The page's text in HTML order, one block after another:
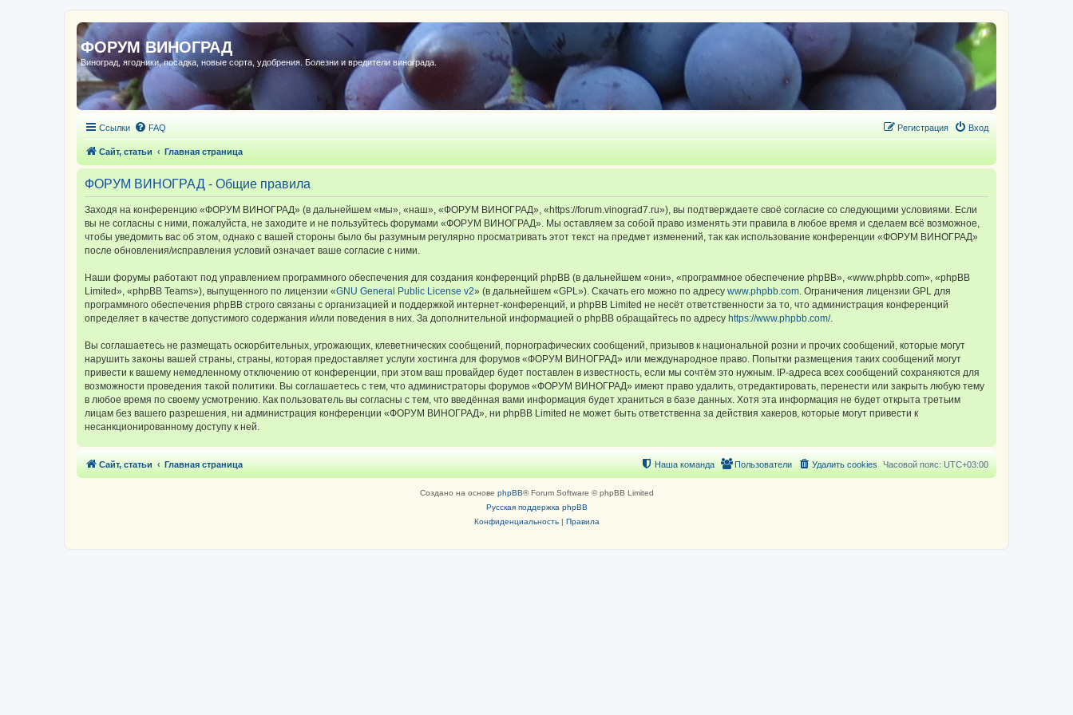
ФОРУМ ВИНОГРАД
Виноград, ягодники, посадка, новые сорта, удобрения. Болезни и вредители винограда.
Ссылки FAQ Вход
Регистрация
Сайт, статьи Главная страница
ФОРУМ ВИНОГРАД - Общие правила
Заходя на конференцию «ФОРУМ ВИНОГРАД» (в дальнейшем «мы», «наш», «ФОРУМ ВИНОГРАД», «https://forum.vinograd7.ru»), вы подтверждаете своё согласие со следующими условиями. Если
вы не согласны с ними, пожалуйста, не заходите и не пользуйтесь форумами «ФОРУМ ВИНОГРАД». Мы оставляем за собой право изменять эти правила в любое время и сделаем всё возможное,
чтобы уведомить вас об этом, однако с вашей стороны было бы разумным регулярно просматривать этот текст на предмет изменений, так как использование конференции «ФОРУМ ВИНОГРАД»
после обновления/исправления условий означает ваше согласие с ними.
Наши форумы работают под управлением программного обеспечения для создания конференций phpBB (в дальнейшем «они», «программное обеспечение phpBB», «www.phpbb.com», «phpBB
Limited», «phpBB Teams»), выпущенного по лицензии «GNU General Public License v2» (в дальнейшем «GPL»). Скачать его можно по адресу www.phpbb.com. Ограничения лицензии GPL для
программного обеспечения phpBB строго связаны с организацией и поддержкой интернет-конференций, и phpBB Limited не несёт ответственности за то, что администрация конференций
определяет в качестве допустимого содержания и/или поведения в них. За дополнительной информацией о phpBB обращайтесь по адресу https://www.phpbb.com/.
Вы соглашаетесь не размещать оскорбительных, угрожающих, клеветнических сообщений, порнографических сообщений, призывов к национальной розни и прочих сообщений, которые могут
нарушить законы вашей страны, страны, которая предоставляет услуги хостинга для форумов «ФОРУМ ВИНОГРАД» или международное право. Попытки размещения таких сообщений могут
привести к вашему немедленному отключению от конференции, при этом ваш провайдер будет поставлен в известность, если мы сочтём это нужным. IP-адреса всех сообщений сохраняются для
возможности проведения такой политики. Вы соглашаетесь с тем, что администраторы форумов «ФОРУМ ВИНОГРАД» имеют право удалить, отредактировать, перенести или закрыть любую тему
в любое время по своему усмотрению. Как пользователь вы согласны с тем, что введённая вами информация будет храниться в базе данных. Хотя эта информация не будет открыта третьим
лицам без вашего разрешения, ни администрация конференции «ФОРУМ ВИНОГРАД», ни phpBB Limited не может быть ответственна за действия хакеров, которые могут привести к
несанкционированному доступу к ней.
Сайт, статьи Главная страница Часовой пояс: UTC+03:00
Удалить cookies
Пользователи
Наша команда
Создано на основе phpBB® Forum Software © phpBB Limited
Русская поддержка phpBB
Конфиденциальность| Правила